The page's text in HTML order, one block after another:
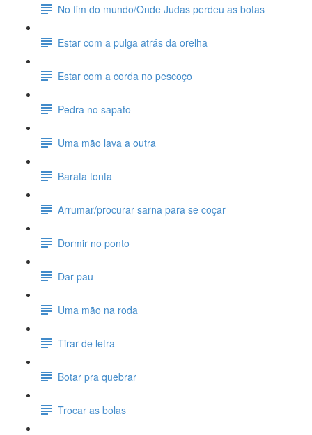
No fim do mundo/Onde Judas perdeu as botas
Estar com a pulga atrás da orelha
Estar com a corda no pescoço
Pedra no sapato
Uma mão lava a outra
Barata tonta
Arrumar/procurar sarna para se coçar
Dormir no ponto
Dar pau
Uma mão na roda
Tirar de letra
Botar pra quebrar
Trocar as bolas